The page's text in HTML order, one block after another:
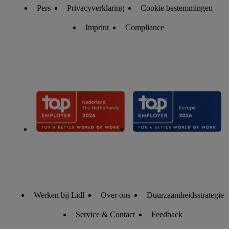
Pers Privacyverklaring Cookie bestemmingen
Imprint Compliance
Werken bij Lidl Over ons Duurzaamheidsstrategie
Service & Contact Feedback
Door te klikken op "Weigeren", kies je voor de optie dat er
enkel technisch noodzakelijke cookies en vergelijkbare
trekken, vind je in onzeprivacyverklaring.Je vindt de
impressum voor de Lidl website hier.
Klikhiervoor meer
informatie over de cookies die wij inzetten.